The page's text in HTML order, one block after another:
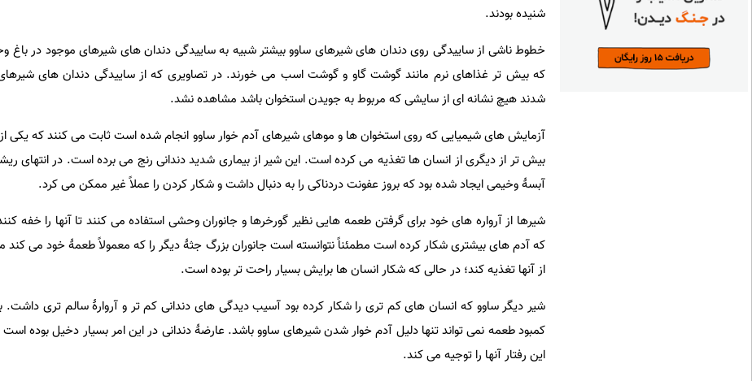
شنیده بودند.
خطوط ناشی از ساییدگی روی دندان های شیرهای ساوو بیشتر شبیه به ساییدگی دندان های شیرهای موجود در
که بیش تر غذاهای نرم مانند گوشت گاو و گوشت اسب می خورند. در تصاویری که از ساییدگی دندان های
شدند هیچ نشانه ای از سایشی که مربوط به جویدن استخوان باشد مشاهده نشد.
آزمایش های شیمیایی که روی استخوان ها و موهای شیرهای آدم خوار ساوو انجام شده است ثابت می کنند که یکی
بیش تر از دیگری از انسان ها تغذیه می کرده است. این شیر از بیماری شدید دندانی رنج می برده است. در انتهای
آبسۀ وخیمی ایجاد شده بود که بروز عفونت دردناکی را به دنبال داشت و شکار کردن را عملاً غیر ممکن می کرد.
شیرها از آرواره های خود برای گرفتن طعمه هایی نظیر گورخرها و جانوران وحشی استفاده می کنند تا آنها را خفه
که آدم های بیشتری شکار کرده است مطمئناً نتوانسته است جانوران بزرگ جثۀ دیگر را که معمولاً طعمۀ خود می کند
از آنها تغذیه کند؛ در حالی که شکار انسان ها برایش بسیار راحت تر بوده است.
شیر دیگر ساوو که انسان های کم تری را شکار کرده بود آسیب دیدگی های دندانی کم تر و آروارۀ سالم تری داشت.
کمبود طعمه نمی تواند تنها دلیل آدم خوار شدن شیرهای ساوو باشد. عارضۀ دندانی در این امر بسیار دخیل بوده
این رفتار آنها را توجیه می کند.